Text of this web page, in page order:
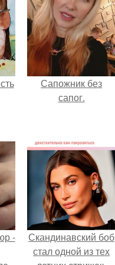
Сапожник без
сапог.
-
Скандинавский боб
стал одной из тех